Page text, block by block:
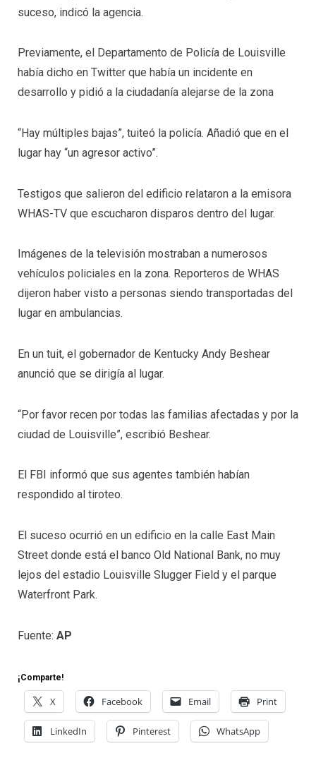
suceso, indicó la agencia.
Previamente, el Departamento de Policía de Louisville
había dicho en Twitter que había un incidente en
desarrollo y pidió a la ciudadanía alejarse de la zona
“Hay múltiples bajas”, tuiteó la policía. Añadió que en el
lugar hay “un agresor activo”.
Testigos que salieron del edificio relataron a la emisora
WHAS-TV que escucharon disparos dentro del lugar.
Imágenes de la televisión mostraban a numerosos
vehículos policiales en la zona. Reporteros de WHAS
dijeron haber visto a personas siendo transportadas del
lugar en ambulancias.
En un tuit, el gobernador de Kentucky Andy Beshear
anunció que se dirigía al lugar.
“Por favor recen por todas las familias afectadas y por la
ciudad de Louisville”, escribió Beshear.
El FBI informó que sus agentes también habían
respondido al tiroteo.
El suceso ocurrió en un edificio en la calle East Main
Street donde está el banco Old National Bank, no muy
lejos del estadio Louisville Slugger Field y el parque
Waterfront Park.
Fuente: AP
¡Comparte!
X Facebook Email Print
LinkedIn Pinterest WhatsApp